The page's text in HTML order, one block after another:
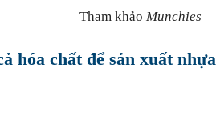
Tham khảo Munchies
hóa chất để sản xuất nhựa